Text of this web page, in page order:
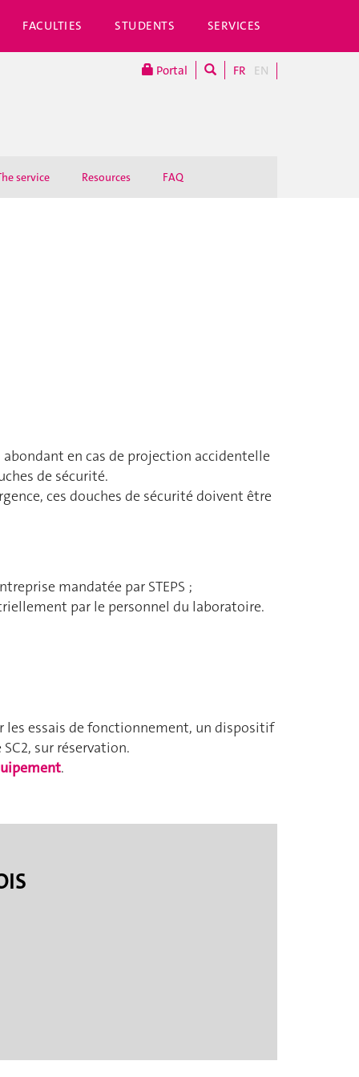
FACULTIES STUDENTS SERVICES
Portal FR EN
service Resources FAQ
en cas de projection accidentelle
de sécurité.
ces douches de sécurité doivent être
mandatée par STEPS ;
par le personnel du laboratoire.
les essais de fonctionnement, un dispositif
sur réservation.
.